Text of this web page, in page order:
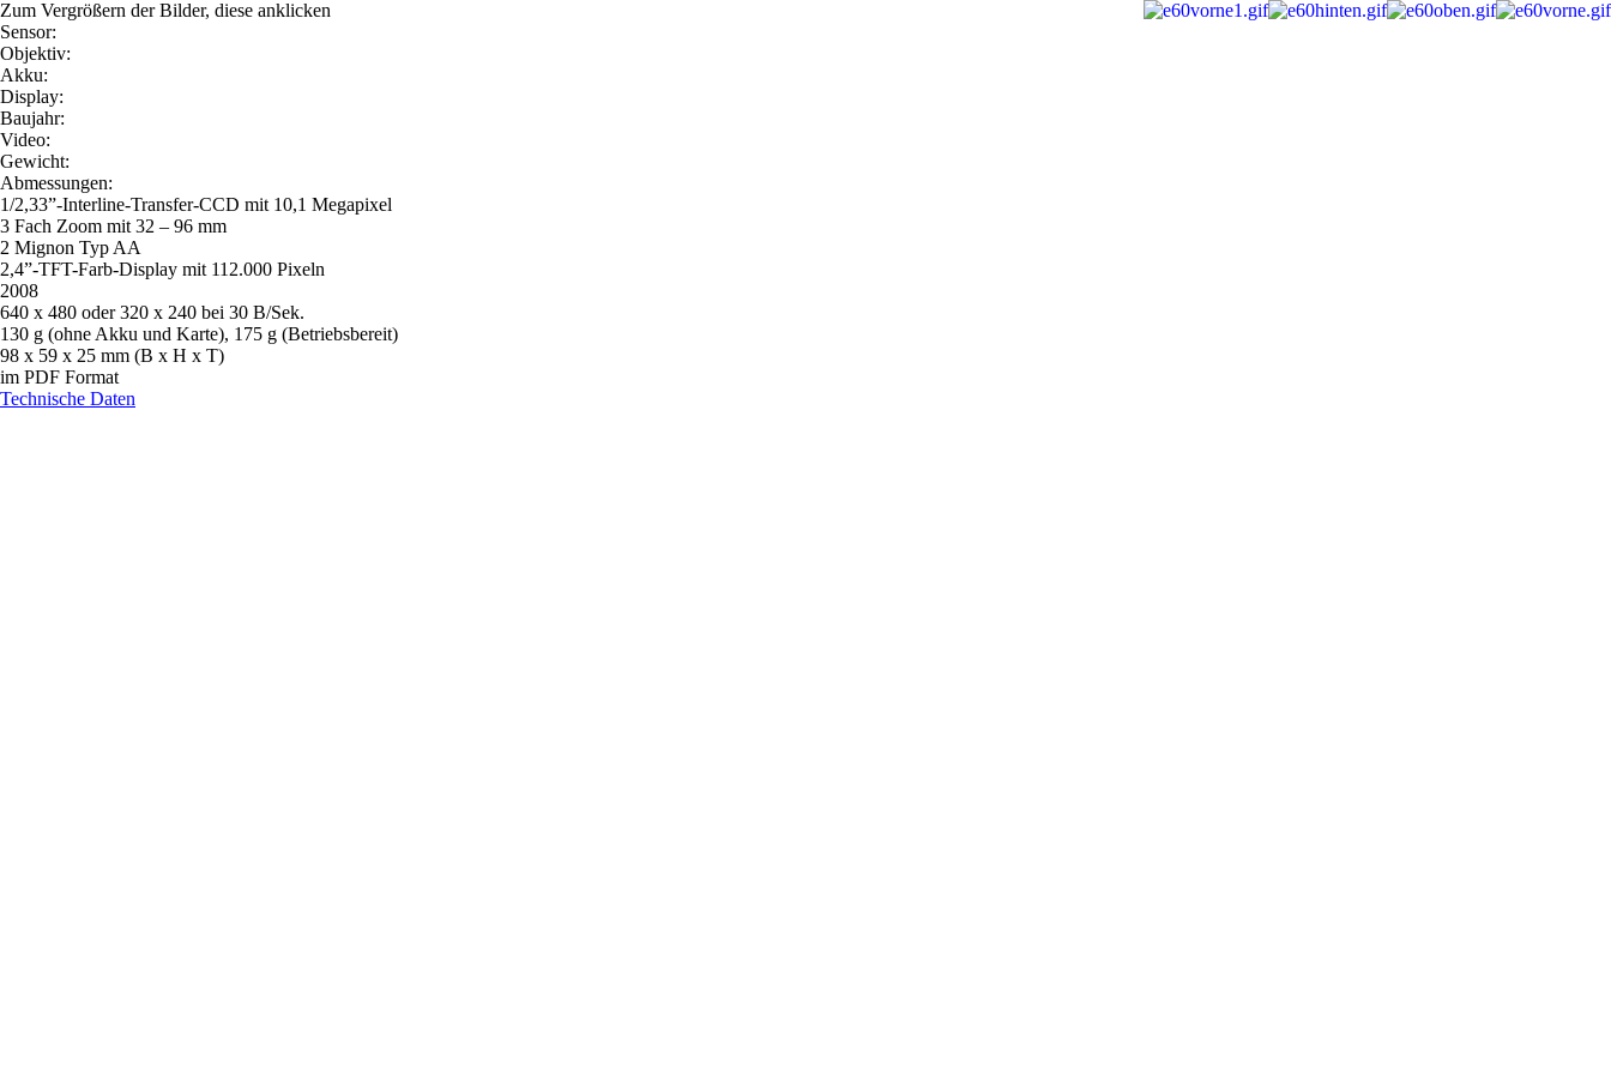
Zum Vergrößern der Bilder, diese anklicken
Sensor:
Objektiv:
Akku:
Display:
Baujahr:
Video:
Gewicht:
Abmessungen:
1/2,33”-Interline-Transfer-CCD mit 10,1 Megapixel
3 Fach Zoom mit 32 – 96 mm
2 Mignon Typ AA
2,4”-TFT-Farb-Display mit 112.000 Pixeln
2008
640 x 480 oder 320 x 240 bei 30 B/Sek.
130 g (ohne Akku und Karte), 175 g (Betriebsbereit)
98 x 59 x 25 mm (B x H x T)
im PDF Format
Technische Daten